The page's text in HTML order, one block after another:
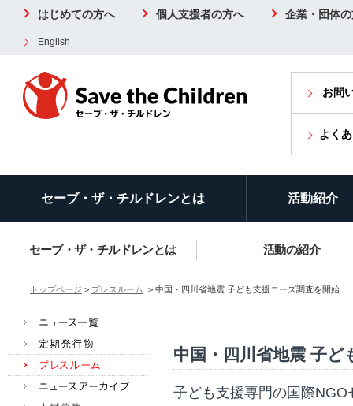
はじめての方へ 個人支援者の方へ 企業・団体
English
お問
よく
セーブ・ザ・チルドレンとは 活動紹介
セーブ・ザ・チルドレンとは 活動の紹介
トップページ > プレスルーム > 中国・四川省地震 子ども支援ニーズ調査を開始
中国・四川省地震 子ど
子ども支援専門の国際